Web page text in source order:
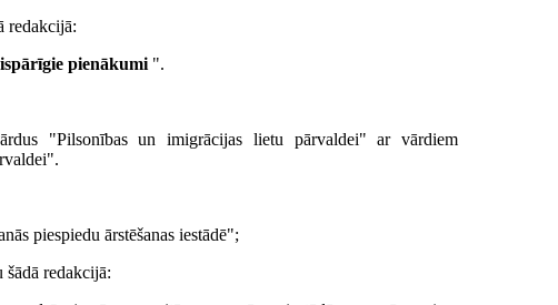
redakcijā:
pienākumi".
"Pilsonības un imigrācijas lietu pārvaldei" ar vārdiem
piespiedu ārstēšanas iestādē";
redakcijā: